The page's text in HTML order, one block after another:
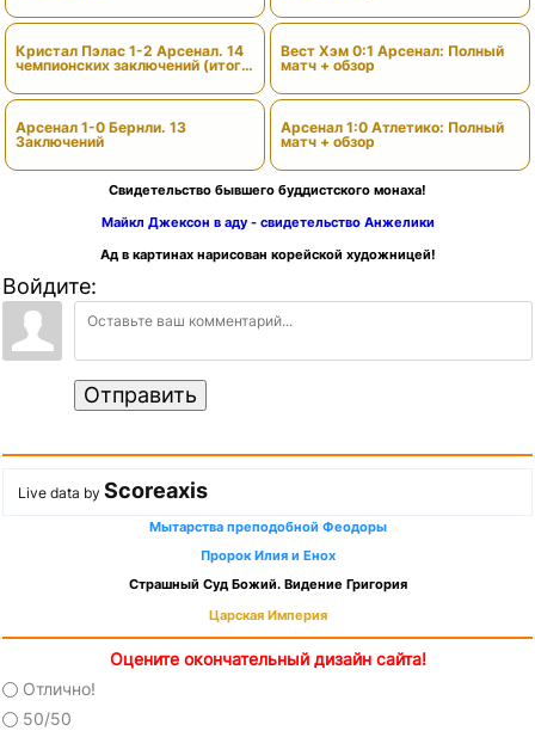
Кристал Пэлас 1-2 Арсенал. 14
чемпионских заключений (итоги
Арсенал 1-0 Бернли. 13
Заключений
Вест Хэм 0:1 Арсенал: Полный
матч + обзор
Арсенал 1:0 Атлетико: Полный
матч + обзор
Свидетельство бывшего буддистского монаха!
Майкл Джексон в аду - свидетельство Анжелики
Ад в картинах нарисован корейской художницей!
Войдите:
Отправить
Live data by Scoreaxis
Мытарства преподобной Феодоры
Пророк Илия и Енох
Страшный Суд Божий. Видение Григория
Царская Империя
Оцените окончательный дизайн сайта!
Отлично!
50/50